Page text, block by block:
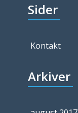
Sider
Kontakt
Arkiver